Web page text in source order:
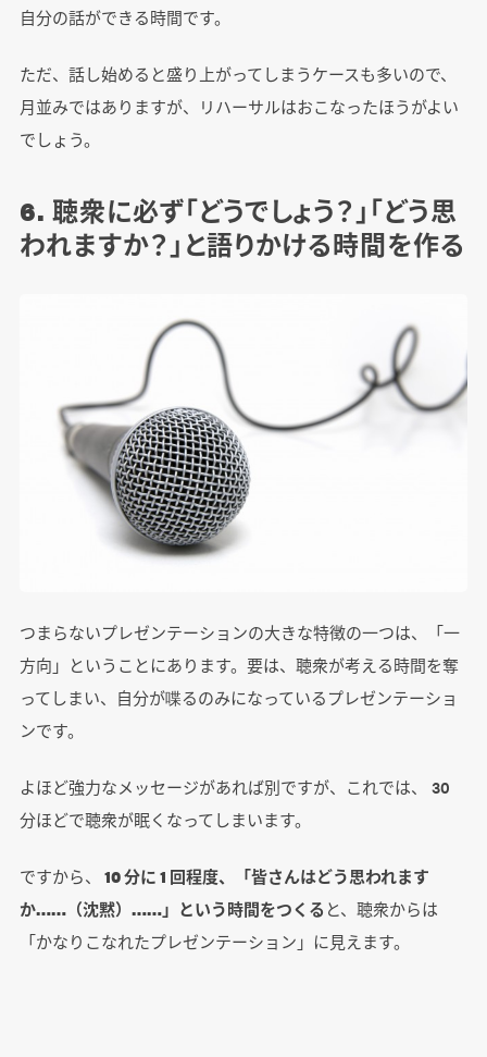
自分の話ができる時間です。
ただ、話し始めると盛り上がってしまうケースも多いので、
月並みではありますが、リハーサルはおこなったほうがよい
でしょう。
6. 聴衆に必ず「どうでしょう？」「どう思
われますか？」と語りかける時間を作る
つまらないプレゼンテーションの大きな特徴の一つは、「一
方向」ということにあります。要は、聴衆が考える時間を奪
ってしまい、自分が喋るのみになっているプレゼンテーショ
ンです。
よほど強力なメッセージがあれば別ですが、これでは、 30
分ほどで聴衆が眠くなってしまいます。
ですから、
10 分に 1 回程度、「皆さんはどう思われます
か……（沈黙）……」という時間をつくる と、聴衆からは
「かなりこなれたプレゼンテーション」に見えます。